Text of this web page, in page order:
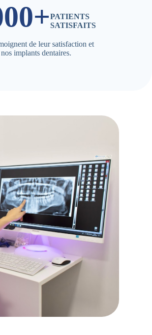
PATIENTS
SATISFAITS
de leur satisfaction et
implants dentaires.